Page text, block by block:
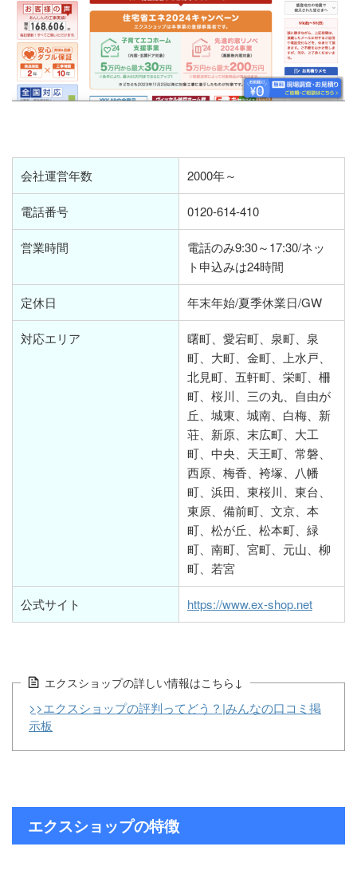
会社運営年数 2000年～
電話番号 0120-614-410
営業時間
電話のみ9:30～17:30/ネッ
ト申込みは24時間
定休日 年末年始/夏季休業日/GW
対応エリア
曙町、愛宕町、泉町、泉
町、大町、金町、上水戸、
北見町、五軒町、栄町、柵
町、桜川、三の丸、自由が
丘、城東、城南、白梅、新
荘、新原、末広町、大工
町、中央、天王町、常磐、
西原、梅香、袴塚、八幡
町、浜田、東桜川、東台、
東原、備前町、文京、本
町、松が丘、松本町、緑
町、南町、宮町、元山、柳
町、若宮
公式サイト https://www.ex-shop.net
エクスショップの詳しい情報はこちら↓
>>エクスショップの評判ってどう？|みんなの口コミ掲
示板
エクスショップの特徴